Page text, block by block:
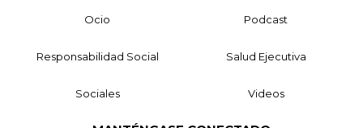
Ocio Podcast
Responsabilidad Social Salud Ejecutiva
Sociales Videos